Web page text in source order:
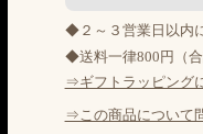
◆２～３営業日以内
◆送料一律800円（合
⇒ギフトラッピング
⇒この商品について